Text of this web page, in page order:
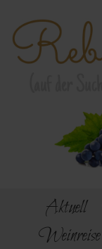
Aktuell
Weinreise